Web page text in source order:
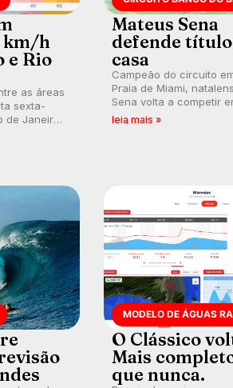
km/h
e Rio
as áreas
sexta-
de Janeiro
ventos
Mateus Sena
defende
casa
Campeão do circuito
Praia de Miami,
Sena volta a competir
busca de manter a
leia mais »
MODELO DE ÁGUAS
O Clássico
Mais
que nunca.